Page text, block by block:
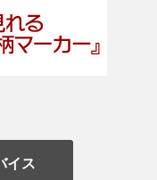
イス